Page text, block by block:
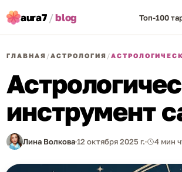
aura7 /blog Топ-100
ГЛАВНАЯ /АСТРОЛОГИЯ /
инструмент
Лина Волкова12 октября 2025 г. 4 мин